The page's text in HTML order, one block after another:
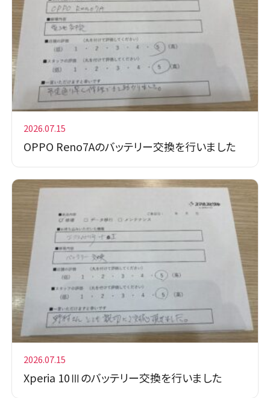
2026.07.15
OPPO Reno7Aのバッテリー交換を行いました
2026.07.15
Xperia 10Ⅲのバッテリー交換を行いました